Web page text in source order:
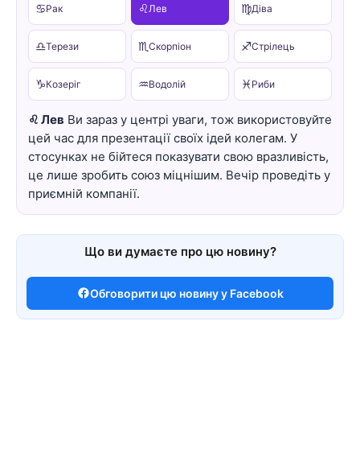
♋Рак ♌ Лев ♍Діва
♎Терези ♏Скорпіон ♐Стрілець
♑Козеріг ♒Водолій ♓ Риби
♌ Лев Ви зараз у центрі уваги, тож використовуйте
цей час для презентації своїх ідей колегам. У
стосунках не бійтеся показувати свою вразливість,
це лише зробить союз міцнішим. Вечір проведіть у
приємній компанії.
Що ви думаєте про цю новину?
Обговорити цю новину у Facebook